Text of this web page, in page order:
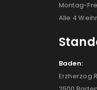
Montag-
Alle 4
Baden:
Erzherzog